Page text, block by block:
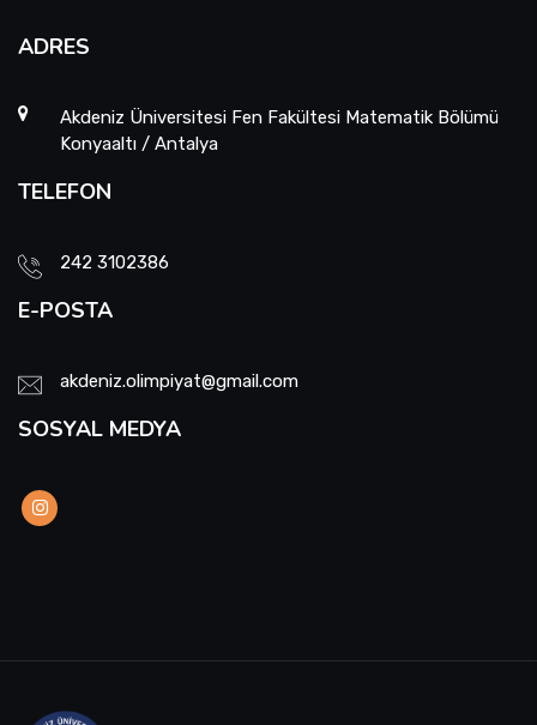
ADRES
Akdeniz Üniversitesi Fen Fakültesi Matematik Bölümü
Konyaaltı / Antalya
TELEFON
242 3102386
E-POSTA
akdeniz.olimpiyat@gmail.com
SOSYAL MEDYA